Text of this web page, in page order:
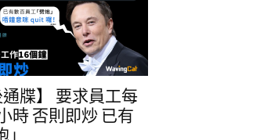
通牒】 要求員工每
時 否則即炒 已有